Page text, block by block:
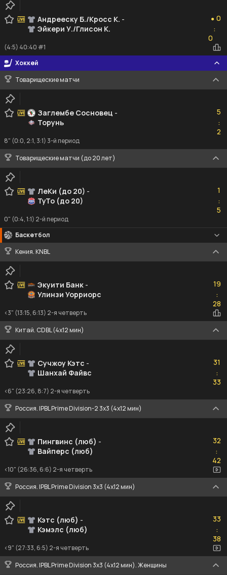
Андрееску Б./Кросс К. -
Эйкери У./Глисон К.
● 0
:
0
(4:5) 40:40 #1
Хоккей
Товарищеские матчи
Заглембе Сосновец -
Торунь
5
:2
2
8" (0:0, 2:1, 3:1) 3-й период
Товарищеские матчи (до 20 лет)
ЛеКи (до 20) -
ТуТо (до 20)
1
:5
5
0" (0:4, 1:1) 2-й период
Баскетбол
Кения. KNBL
Экуити Банк -
Улинзи Уорриорс
19
:28
28
<3" (13:15, 6:13) 2-я четверть
Китай. CDBL (4x12 мин)
Сучжоу Кэтс -
Шанхай Файвс
31
:33
33
<6" (23:26, 8:7) 2-я четверть
Россия. IPBL Prime Division-2 3x3 (4x12 мин)
Пингвинс (люб) -
Вайперс (люб)
32
:42
42
<10" (26:36, 6:6) 2-я четверть
Россия. IPBL Prime Division 3x3 (4x12 мин)
Кэтс (люб) -
Кэмэлс (люб)
33
:38
38
<9" (27:33, 6:5) 2-я четверть
Россия. IPBL Prime Division 3x3 (4x12 мин). Женщины